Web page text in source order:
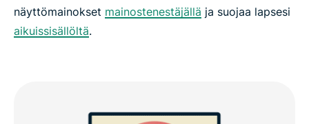
näyttömainokset mainostenestäjällä ja suojaa lapsesi
aikuissisällöltä.